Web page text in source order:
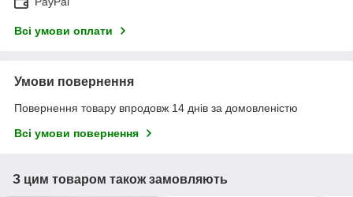
Всі умови оплати
Умови повернення
Повернення товару впродовж 14 днів за домовленістю
Всі умови повернення
З цим товаром також замовляють